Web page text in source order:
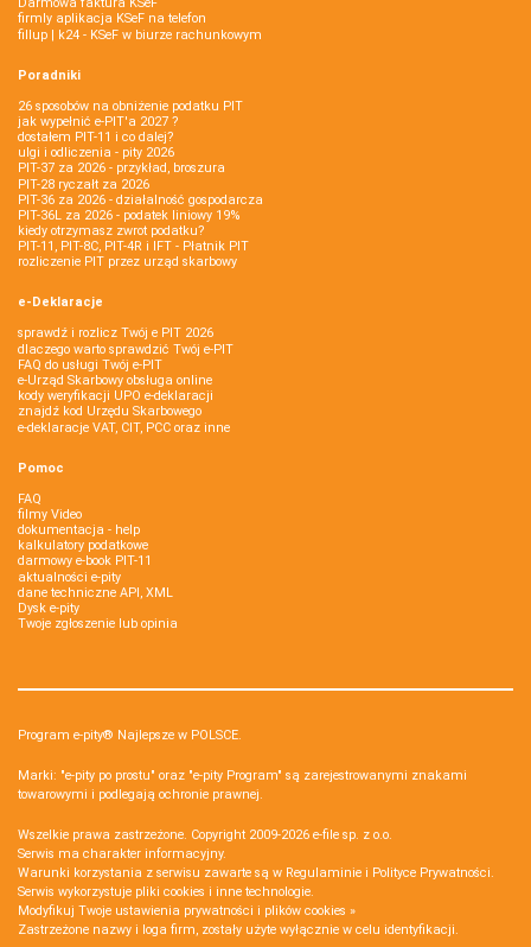
Darmowa faktura KSeF
firmly aplikacja KSeF na telefon
fillup | k24 - KSeF w biurze rachunkowym
Poradniki
26 sposobów na obniżenie podatku PIT
jak wypełnić e-PIT'a 2027 ?
dostałem PIT-11 i co dalej?
ulgi i odliczenia - pity 2026
PIT-37 za 2026 - przykład, broszura
PIT-28 ryczałt za 2026
PIT-36 za 2026 - działalność gospodarcza
PIT-36L za 2026 - podatek liniowy 19%
kiedy otrzymasz zwrot podatku?
PIT-11, PIT-8C, PIT-4R i IFT - Płatnik PIT
rozliczenie PIT przez urząd skarbowy
e-Deklaracje
sprawdź i rozlicz Twój e PIT 2026
dlaczego warto sprawdzić Twój e-PIT
FAQ do usługi Twój e-PIT
e-Urząd Skarbowy obsługa online
kody weryfikacji UPO e-deklaracji
znajdź kod Urzędu Skarbowego
e-deklaracje VAT, CIT, PCC oraz inne
Pomoc
FAQ
filmy Video
dokumentacja - help
kalkulatory podatkowe
darmowy e-book PIT-11
aktualności e-pity
dane techniczne API, XML
Dysk e-pity
Twoje zgłoszenie lub opinia
Program e-pity® Najlepsze w POLSCE.
Marki: "e-pity po prostu" oraz "e-pity Program" są zarejestrowanymi znakami
towarowymi i podlegają ochronie prawnej.
Wszelkie prawa zastrzeżone. Copyright 2009-2026 e-file sp. z o.o.
Serwis ma charakter informacyjny.
Warunki korzystania z serwisu zawarte są w Regulaminie i Polityce Prywatności.
Serwis wykorzystuje pliki cookies i inne technologie.
Modyfikuj Twoje ustawienia prywatności i plików cookies »
Zastrzeżone nazwy i loga firm, zostały użyte wyłącznie w celu identyfikacji.